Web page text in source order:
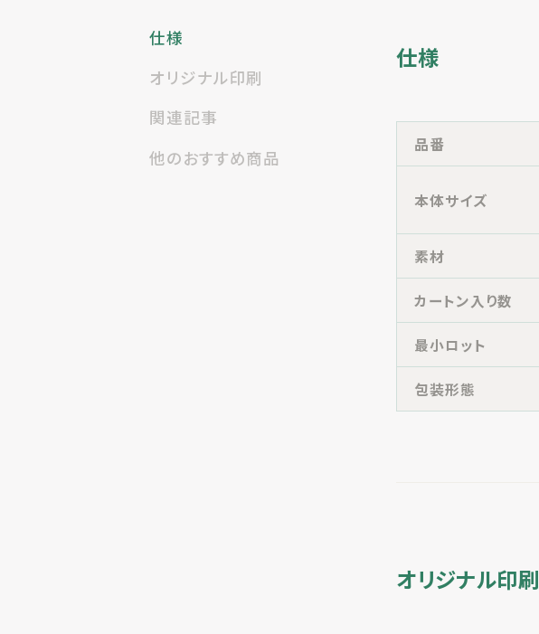
仕様
オリジナル印刷
関連記事
他のおすすめ商品
仕様
品番
本体サイズ
素材
カートン入り数
最小ロット
包装形態
オリジナル印刷